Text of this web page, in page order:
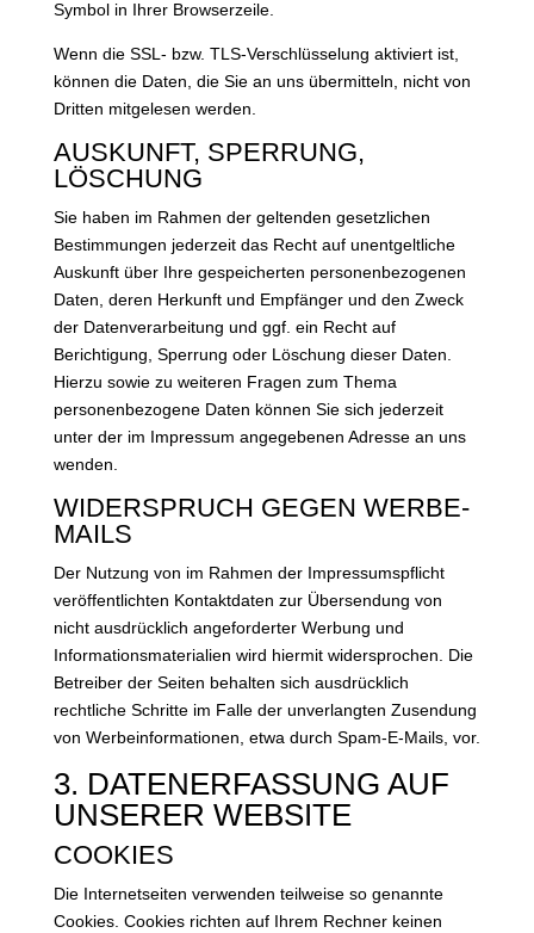
Symbol in Ihrer Browserzeile.
Wenn die SSL- bzw. TLS-Verschlüsselung aktiviert ist,
können die Daten, die Sie an uns übermitteln, nicht von
Dritten mitgelesen werden.
AUSKUNFT, SPERRUNG,
LÖSCHUNG
Sie haben im Rahmen der geltenden gesetzlichen
Bestimmungen jederzeit das Recht auf unentgeltliche
Auskunft über Ihre gespeicherten personenbezogenen
Daten, deren Herkunft und Empfänger und den Zweck
der Datenverarbeitung und ggf. ein Recht auf
Berichtigung, Sperrung oder Löschung dieser Daten.
Hierzu sowie zu weiteren Fragen zum Thema
personenbezogene Daten können Sie sich jederzeit
unter der im Impressum angegebenen Adresse an uns
wenden.
WIDERSPRUCH GEGEN WERBE-
MAILS
Der Nutzung von im Rahmen der Impressumspflicht
veröffentlichten Kontaktdaten zur Übersendung von
nicht ausdrücklich angeforderter Werbung und
Informationsmaterialien wird hiermit widersprochen. Die
Betreiber der Seiten behalten sich ausdrücklich
rechtliche Schritte im Falle der unverlangten Zusendung
von Werbeinformationen, etwa durch Spam-E-Mails, vor.
3. DATENERFASSUNG AUF
UNSERER WEBSITE
COOKIES
Die Internetseiten verwenden teilweise so genannte
Cookies. Cookies richten auf Ihrem Rechner keinen